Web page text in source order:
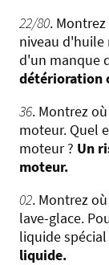
22/80.
niveau d'huile
d'un manque
détérioration
36. Montrez
moteur. Quel
moteur ? Un
moteur.
02. Montrez
lave-glace.
liquide spécial
liquide.